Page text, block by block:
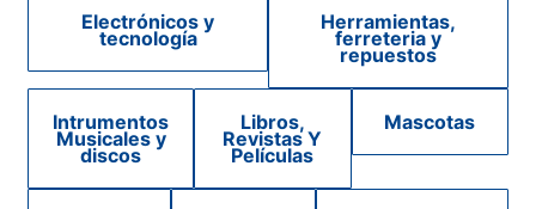
Electrónicos y
tecnología
Herramientas,
ferreteria y
repuestos
Intrumentos
Musicales y
discos
Libros,
Revistas Y
Películas
Mascotas